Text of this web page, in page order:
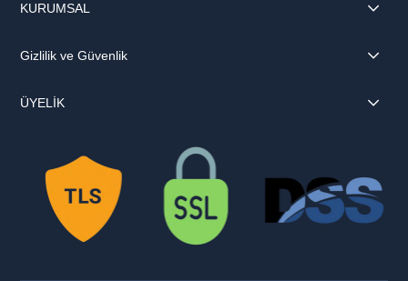
KURUMSAL
Gizlilik ve Güvenlik
ÜYELİK